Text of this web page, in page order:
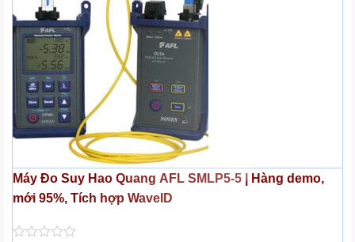
Máy Đo Suy Hao Quang AFL SMLP5-5 | Hàng demo,
mới 95%, Tích hợp WaveID